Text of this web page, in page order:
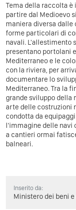
Tema della raccolta è
partire dal Medioevo
maniera diversa dalle
forme particolari di
navali. L'allestimento
presentano portolani
Mediterraneo e le
con la riviera, per
documentare lo
Mediterraneo. Tra la
grande sviluppo della
arte delle costruzioni
condotta da
l'immagine delle navi
a cantieri ormai
balneari.
Inserito da:
Ministero dei beni